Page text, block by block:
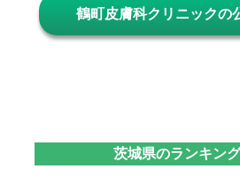
鶴町皮膚科クリニックの
茨城県のランキン